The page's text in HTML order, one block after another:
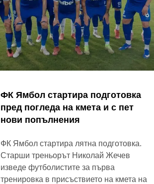
ФК Ямбол стартира подготовка
пред погледа на кмета и с пет
нови попълнения
ФК Ямбол стартира лятна подготовка.
Старши треньорът Николай Жечев
изведе футболистите за първа
тренировка в присъствието на кмета на